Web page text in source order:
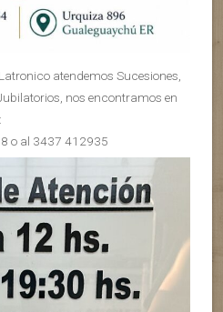
atendemos Sucesiones,
nos encontramos en
o al 3437 412935